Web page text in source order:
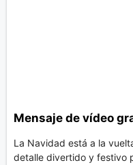
Mensaje de vídeo
La Navidad está a la
detalle divertido y festivo